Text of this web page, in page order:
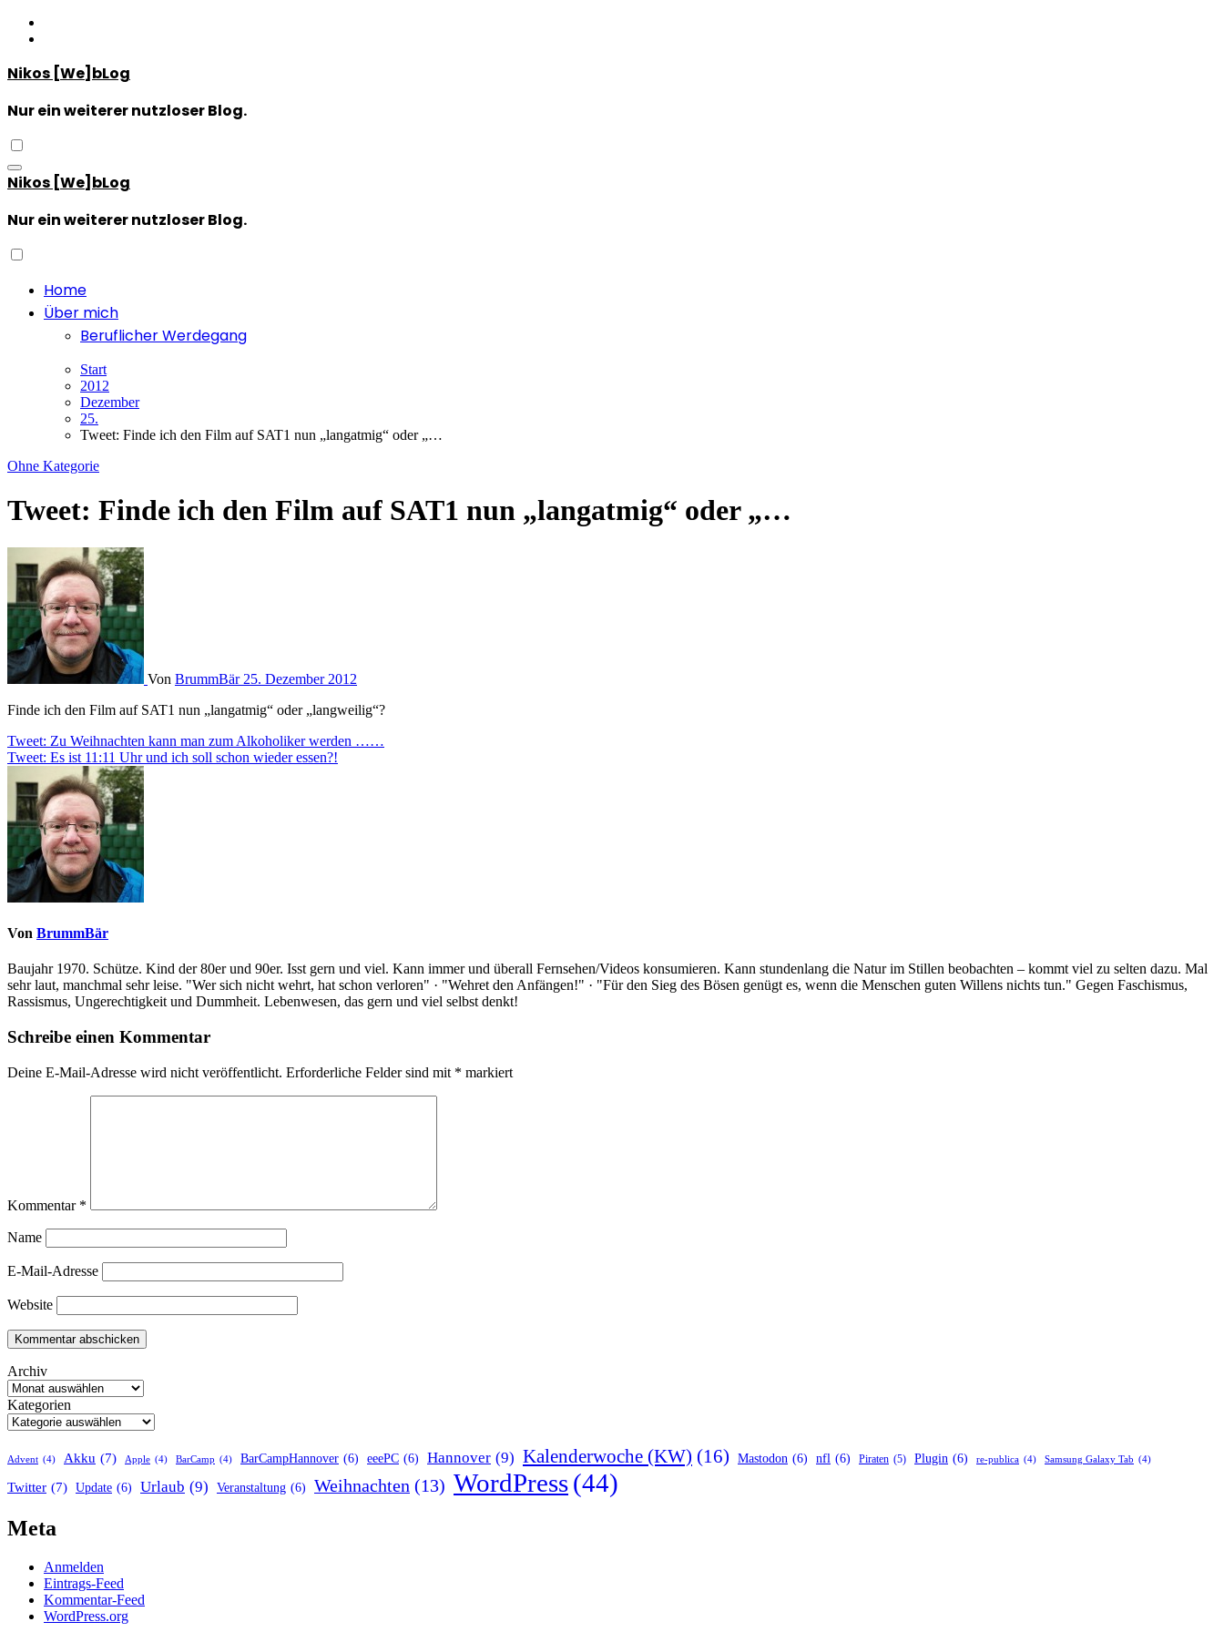
Zum
Inhalt
Nikos [We]bLog
Nur ein weiterer nutzloser Blog.
Nikos [We]bLog
Nur ein weiterer nutzloser Blog.
Home
Über mich
Beruflicher Werdegang
Start
2012
Dezember
25.
Tweet: Finde ich den Film auf SAT1 nun „langatmig“ oder „…
Ohne Kategorie
Tweet: Finde ich den Film auf SAT1 nun „langatmig“ oder „…
Von BrummBär 25. Dezember 2012
Finde ich den Film auf SAT1 nun „langatmig“ oder „langweilig“?
Beitragsnavigation
Tweet: Zu Weihnachten kann man zum Alkoholiker werden ……
Tweet: Es ist 11:11 Uhr und ich soll schon wieder essen?!
Von BrummBär
Baujahr 1970. Schütze. Kind der 80er und 90er. Isst gern und viel. Kann immer und überall Fernsehen/Videos konsumieren. Kann stundenlang die Natur im Stillen beobachten – kommt viel zu selten dazu. Mal
sehr laut, manchmal sehr leise. "Wer sich nicht wehrt, hat schon verloren" · "Wehret den Anfängen!" · "Für den Sieg des Bösen genügt es, wenn die Menschen guten Willens nichts tun." Gegen Faschismus,
Rassismus, Ungerechtigkeit und Dummheit. Lebenwesen, das gern und viel selbst denkt!
Schreibe einen Kommentar
Deine E-Mail-Adresse wird nicht veröffentlicht. Erforderliche Felder sind mit * markiert
Kommentar *
Name
E-Mail-Adresse
Website
Archiv
Kategorien
Advent (4) Akku (7) Apple (4) BarCamp (4) BarCampHannover (6) eeePC (6) Hannover (9) Kalenderwoche (KW) (16) Mastodon (6) nfl (6) Piraten (5) Plugin (6) re-publica (4) Samsung Galaxy Tab (4)
Twitter (7) Update (6) Urlaub (9) Veranstaltung (6) Weihnachten (13) WordPress(44)
Meta
Anmelden
Eintrags-Feed
Kommentar-Feed
WordPress.org